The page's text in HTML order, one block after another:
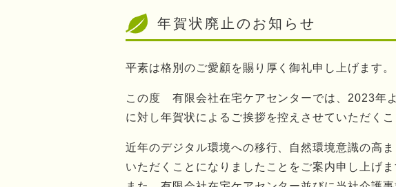
年賀状廃止のお知らせ
平素は格別のご愛顧を賜り厚く御礼申し上げます。
この度 有限会社在宅ケアセンターでは、2023年
に対し年賀状によるご挨拶を控えさせていただくこ
近年のデジタル環境への移行、自然環境意識の高
いただくことになりましたことをご案内申し上げま